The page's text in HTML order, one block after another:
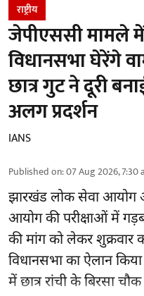
राष्ट्रीय
जेपीएससी
विधानसभा घेरेंगे
छात्र गुट ने दूरी
अलग प्रदर्शन
IANS
Published on:07 Aug 2026, 7:30
झारखंडलोक सेवा आयोग
आयोग की परीक्षाओं में
की मांग को लेकर शुक्रवार
विधानसभा का ऐलान
में छात्र रांची के बिरसा चौक